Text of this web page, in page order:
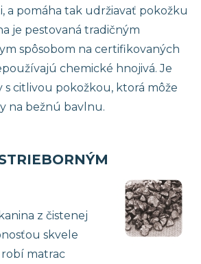
a pomáha tak udržiavať pokožku
je pestovaná tradičným
spôsobom na certifikovaných
chemické hnojivá. Je
s citlivou pokožkou, ktorá môže
na bežnú bavlnu.
z čistenej
skvele
matrac